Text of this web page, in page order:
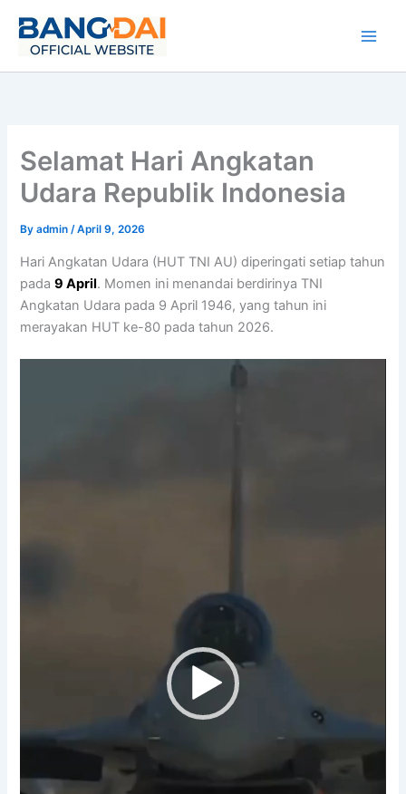
content
Selamat Hari Angkatan
Udara Republik Indonesia
Byadmin/April 9, 2026
Hari Angkatan Udara (HUT TNI AU) diperingati setiap tahun
pada9 April. Momen ini menandai berdirinya TNI
Angkatan Udara pada 9 April 1946, yang tahun ini
merayakan HUT ke-80 pada tahun 2026.